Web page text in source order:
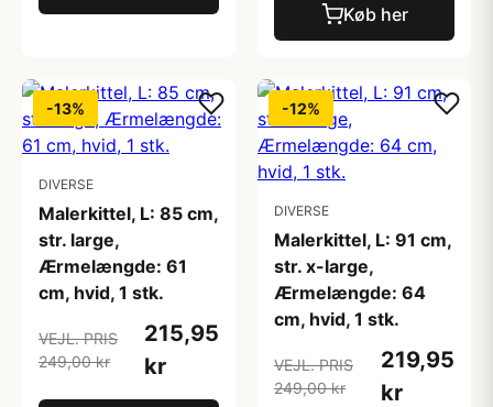
Køb her
-13%
DIVERSE
Malerkittel, L: 85 cm,
str. large,
Ærmelængde: 61
cm, hvid, 1 stk.
VEJL. PRIS
249,00 kr
215,95
kr
-12%
DIVERSE
Malerkittel, L: 91 cm,
str. x-large,
Ærmelængde: 64
cm, hvid, 1 stk.
VEJL. PRIS
249,00 kr
219,95
kr